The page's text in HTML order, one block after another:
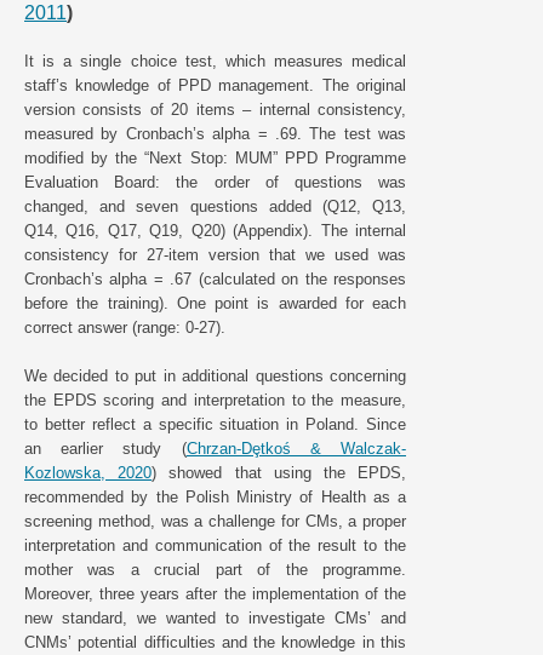
2011)
It is a single choice test, which measures medical
staff’s knowledge of PPD management. The original
version consists of 20 items – internal consistency,
measured by Cronbach’s alpha = .69. The test was
modified by the “Next Stop: MUM” PPD Programme
Evaluation Board: the order of questions was
changed, and seven questions added (Q12, Q13,
Q14, Q16, Q17, Q19, Q20) (Appendix). The internal
consistency for 27-item version that we used was
Cronbach’s alpha = .67 (calculated on the responses
before the training). One point is awarded for each
correct answer (range: 0-27).
We decided to put in additional questions concerning
the EPDS scoring and interpretation to the measure,
to better reflect a specific situation in Poland. Since
an earlier study (Chrzan-Dȩtkoś & Walczak-
Kozlowska, 2020) showed that using the EPDS,
recommended by the Polish Ministry of Health as a
screening method, was a challenge for CMs, a proper
interpretation and communication of the result to the
mother was a crucial part of the programme.
Moreover, three years after the implementation of the
new standard, we wanted to investigate CMs’ and
CNMs’ potential difficulties and the knowledge in this